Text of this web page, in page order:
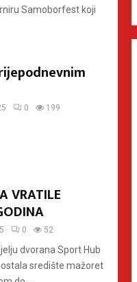
Samoborfest koji
0 199
VRATILE
0 52
dvorana Sport Hub
središte mažoret